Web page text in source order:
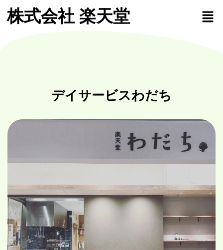
株式会社 楽天堂
デイサービスわだち